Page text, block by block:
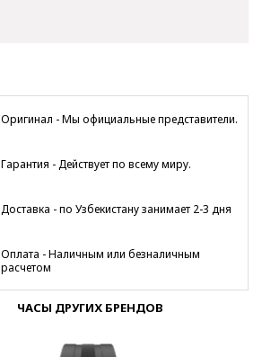
Оригинал - Мы официальные представители.
Гарантия - Действует по всему миру.
Доставка - по Узбекистану занимает 2-3 дня
Оплата - Наличным или безналичным
расчетом
ЧАСЫ ДРУГИХ БРЕНДОВ